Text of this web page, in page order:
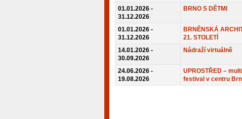
01.01.2026 -
31.12.2026
BRNO S DĚTMI
01.01.2026 -
31.12.2026
BRNĚNSKÁ
21. STOLETÍ
14.01.2026 -
30.09.2026
Nádraží virtuálně
24.06.2026 -
19.08.2026
UPROSTŘED –
festival v centru